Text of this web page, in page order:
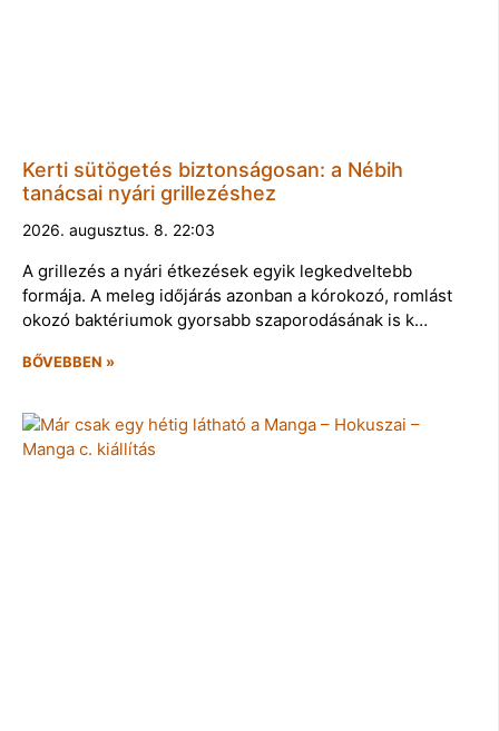
Kerti sütögetés biztonságosan: a Nébih
tanácsai nyári grillezéshez
2026. augusztus. 8. 22:03
A grillezés a nyári étkezések egyik legkedveltebb
formája. A meleg időjárás azonban a kórokozó, romlást
okozó baktériumok gyorsabb szaporodásának is k…
BŐVEBBEN »